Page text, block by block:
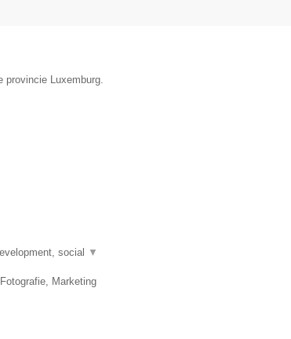
provincie Luxemburg.
social ▼
Marketing